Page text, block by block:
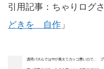
引用記事：ちゃりログ
どきを 自作 」